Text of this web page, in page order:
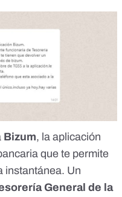
Bizum, la aplicación
que te permite
instantánea. Un
General de la